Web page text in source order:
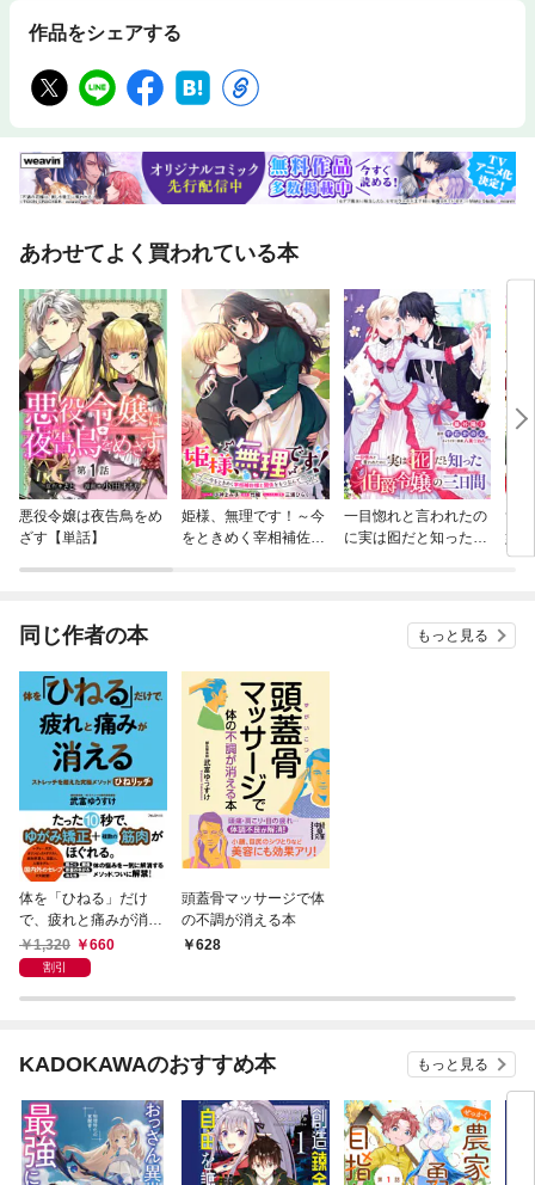
作品をシェアする
あわせてよく買われている本
悪役令嬢は夜告鳥をめ
ざす【単話】
姫様、無理です！～今
をときめく宰相補佐様
一目惚れと言われたの
に実は囮だと知った伯
ず
婚
（
同じ作者の本 もっと見る
体を「ひねる」だけ
で、疲れと痛みが消え
る1,320 660
割引
頭蓋骨マッサージで体
の不調が消える本
628
KADOKAWAのおすすめ本 もっと見る